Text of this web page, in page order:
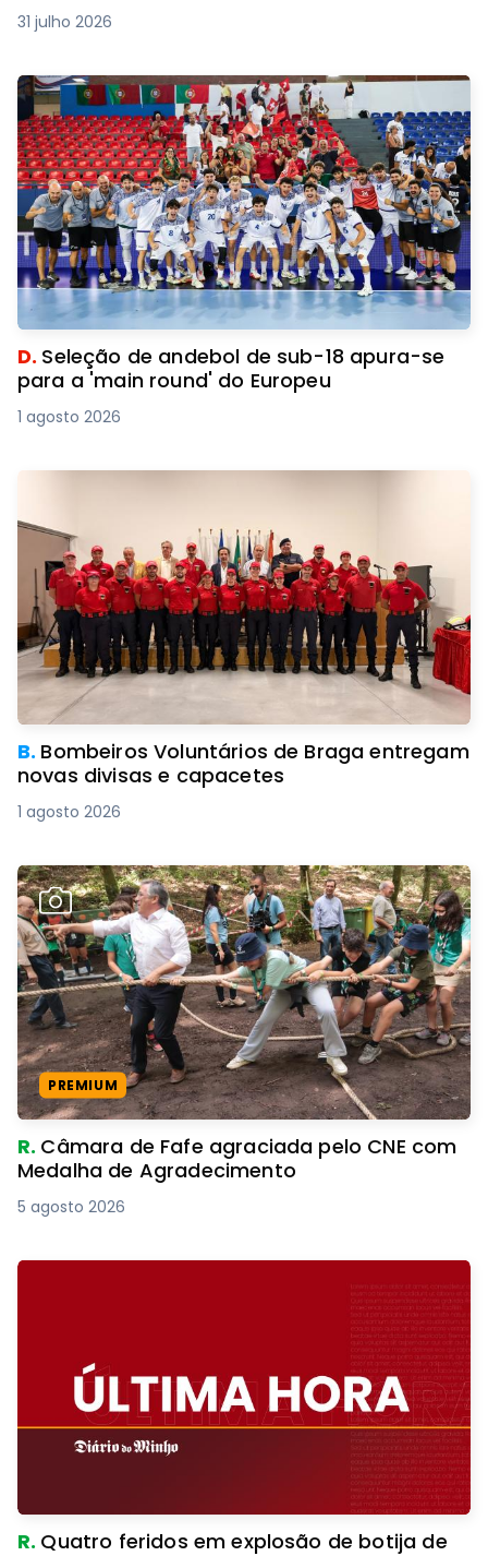
31 julho 2026
D. Seleção de andebol de sub-18 apura-se
para a 'main round' do Europeu
1 agosto 2026
B. Bombeiros Voluntários de Braga entregam
novas divisas e capacetes
1 agosto 2026
PREMIUM
R. Câmara de Fafe agraciada pelo CNE com
Medalha de Agradecimento
5 agosto 2026
R. Quatro feridos em explosão de botija de